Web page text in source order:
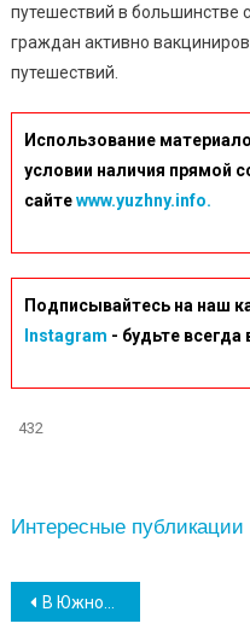
путешествий в
граждан активно
путешествий.
Использование
условии наличия прямой
сайтеwww.yuzhny.info.
Подписывайтесь на наш
Instagram - будьте всегда
432
Интересные публикации
Навігація
В Южном отравили еще одну бездомную собаку – это второй случай за неделю